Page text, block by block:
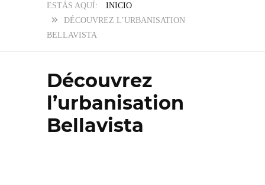
INICIO
DÉCOUVREZ L’URBANISATION
BELLAVISTA
Découvrez
l’urbanisation
Bellavista